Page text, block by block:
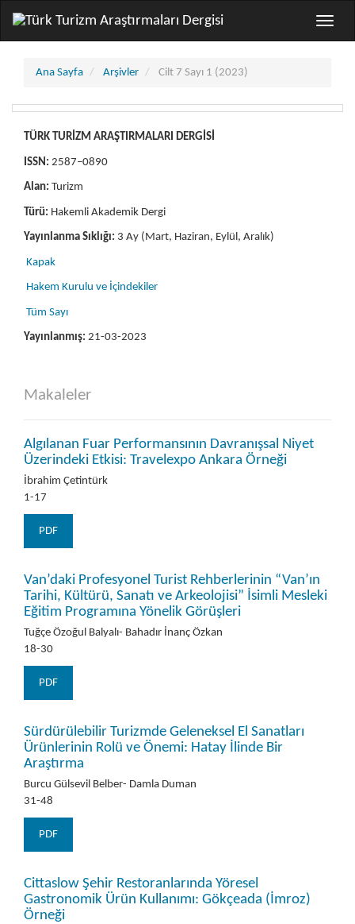
##plugins.themes.bootstrap3.accessible_menu.main_content##
##plugins.themes.bootstrap3.accessible_menu.sidebar##
Toggle
Ana Sayfa Arşivler Cilt 7 Sayı 1 (2023)
TÜRK TURİZM ARAŞTIRMALARI DERGİSİ
ISSN: 2587–0890
Alan: Turizm
Türü: Hakemli Akademik Dergi
Yayınlanma Sıklığı: 3 Ay (Mart, Haziran, Eylül, Aralık)
Kapak
Hakem Kurulu ve İçindekiler
Tüm Sayı
Yayınlanmış: 21-03-2023
Makaleler
Algılanan Fuar Performansının Davranışsal Niyet
Üzerindeki Etkisi: Travelexpo Ankara Örneği
İbrahim Çetintürk
1-17
PDF
Van’daki Profesyonel Turist Rehberlerinin “Van’ın
Tarihi, Kültürü, Sanatı ve Arkeolojisi” İsimli Mesleki
Eğitim Programına Yönelik Görüşleri
Tuğçe Özoğul Balyalı- Bahadır İnanç Özkan
18-30
PDF
Sürdürülebilir Turizmde Geleneksel El Sanatları
Ürünlerinin Rolü ve Önemi: Hatay İlinde Bir
Araştırma
Burcu Gülsevil Belber- Damla Duman
31-48
PDF
Cittaslow Şehir Restoranlarında Yöresel
Gastronomik Ürün Kullanımı: Gökçeada (İmroz)
Örneği